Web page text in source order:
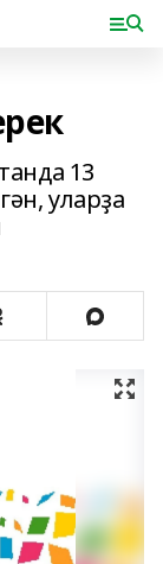
13
уларҙа